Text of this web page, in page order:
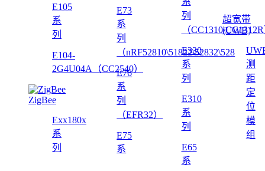
E105
系
列
E104-
2G4U04A（CC2540）
ZigBee
Exx180x
系
列
E73
系
列
（nRF52810\51822\52832\528
E76
系
列
（EFR32）
E75
系
列
（
E330
系
列
E310
系
列
E65
系
超宽带
(UWB)
测
距
定
位
模
组